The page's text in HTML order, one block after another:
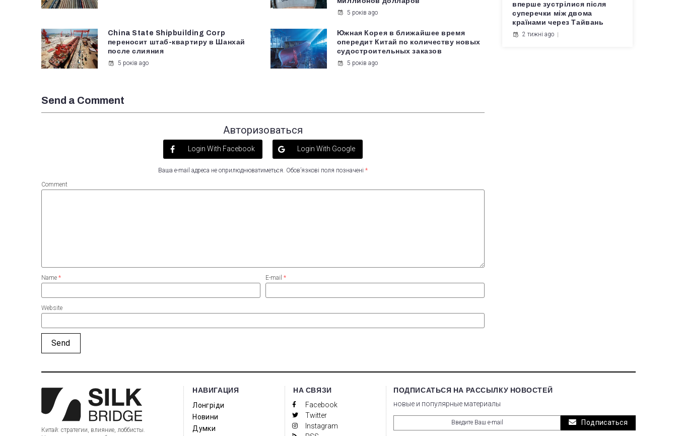
5 років ago
China State Shipbuilding Corp
переносит штаб-квартиру в Шанхай
после слияния
5 років ago
Южная Корея в ближайшее время
опередит Китай по количеству новых
судостроительных заказов
5 років ago
Send a Comment
Авторизоваться
Login With Facebook Login With Google
Ваша e-mail адреса не оприлюднюватиметься. Обов’язкові поля позначені *
Comment
Name * E-mail *
Website
вперше зустрілися після
суперечки між двома
країнами через Тайвань
2 тижні ago
Китай: стратегии, влияние, лоббисты.
НАВИГАЦИЯ
Лонгріди
Новини
Думки
НА СВЯЗИ
Facebook
Twitter
Instagram
ПОДПИСАТЬСЯ НА РАССЫЛКУ НОВОСТЕЙ
новые и популярные материалы
Подписаться